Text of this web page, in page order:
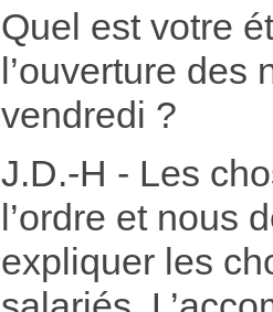
Quel est votre
l’ouverture des
vendredi ?
J.D.-H - Les
l’ordre et nous
expliquer les